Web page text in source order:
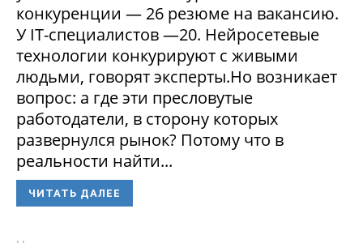
конкуренции — 26 резюме на вакансию.
У IT-специалистов —20. Нейросетевые
технологии конкурируют с живыми
людьми, говорят эксперты.Но возникает
вопрос: а где эти пресловутые
работодатели, в сторону которых
развернулся рынок? Потому что в
реальности найти...
ЧИТАТЬ ДАЛЕЕ